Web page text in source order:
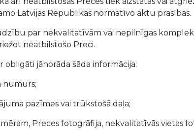
Latvijas Republikas normatīvo aktu prasības.
par nekvalitatīvām vai nepilnīgas
neatbilstošo Preci.
obligāti jānorāda šāda informācija:
numurs;
pazīmes vai trūkstošā daļa;
Preces fotogrāfija, nekvalitatīvās vietas